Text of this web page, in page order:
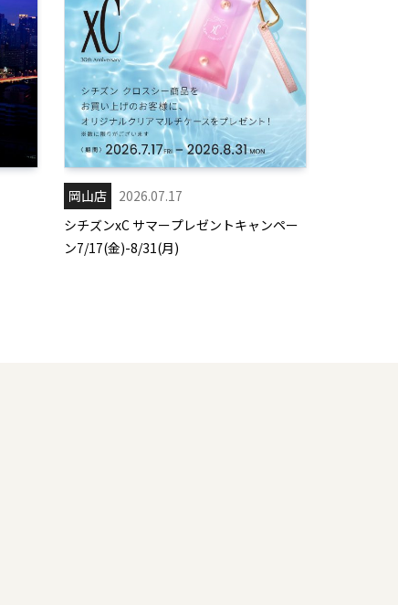
岡山店
2026.07.17
シチズンxC サマープレゼントキャンペー
ン7/17(金)-8/31(月)